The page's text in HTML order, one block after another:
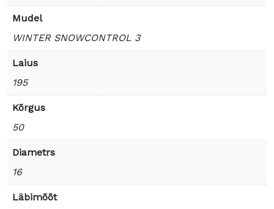
Mudel
WINTER SNOWCONTROL 3
Laius
195
Kõrgus
50
Diametrs
16
Läbimõõt